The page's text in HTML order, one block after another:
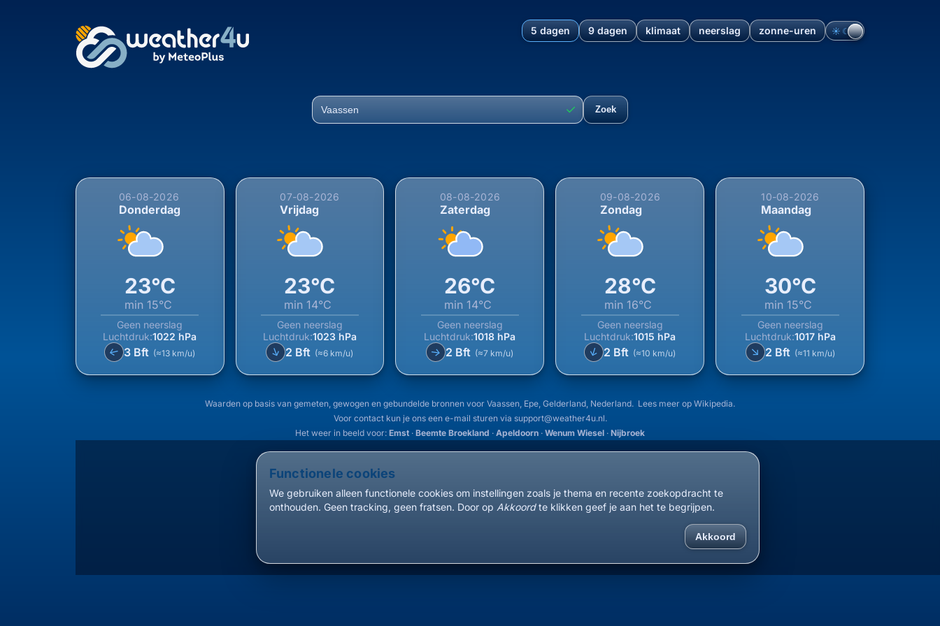
5 dagen 9 dagen klimaat neerslag zonne-uren ☀︎ ☾
5-daagse weersverwachting voor Vaassen, Epe, Gelderland, Nederland (06-
✓ Zoek
06-08-2026
Donderdag
23°C
min 15°C
Geen neerslag
Luchtdruk:1022 hPa
↑ 3 Bft (≈13 km/u)
07-08-2026
Vrijdag
23°C
min14°C
Geen neerslag
Luchtdruk:1023 hPa
↑ 2 Bft (≈6 km/u)
08-08-2026
Zaterdag
26°C
min14°C
Geen neerslag
Luchtdruk:1018 hPa
↑ 2 Bft (≈7 km/u)
09-08-2026
Zondag
28°C
min 16°C
Geen neerslag
Luchtdruk:1015 hPa
↑ 2 Bft (≈10 km/u)
10-08-2026
Maandag
30°C
min 15°C
Geen neerslag
Luchtdruk:1017 hPa
↑2 Bft (≈11 km/u)
Waarden op basis van gemeten, gewogen en gebundelde bronnen voor Vaassen, Epe, Gelderland, Nederland. Lees meer op Wikipedia.
Voor contact kun je ons een e-mail sturen via support@weather4u.nl.
Het weer in beeld voor: Emst · Beemte Broekland · Apeldoorn · Wenum Wiesel · Nijbroek
Functionele cookies
We gebruiken alleen functionele cookies om instellingen zoals je thema en recente zoekopdracht te
onthouden. Geen tracking, geen fratsen. Door op Akkoordte klikken geef je aan het te begrijpen.
Akkoord